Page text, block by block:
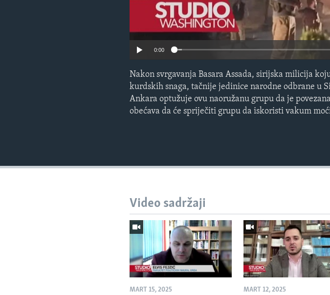
0:00
Nakon svrgavanja Basara Assada, sirijska milicija
kurdskih snaga, tačnije jedinice narodne odbrane u
Ankara optužuje ovu naoružanu grupu da je
obećava da će spriječiti grupu da iskoristi vakum
Video sadržaji
MART 15, 2025 MART 12, 2025